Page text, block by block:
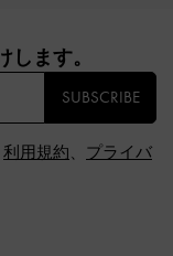
ます。​
SUBSCRIBE
利用規約、 プライバ